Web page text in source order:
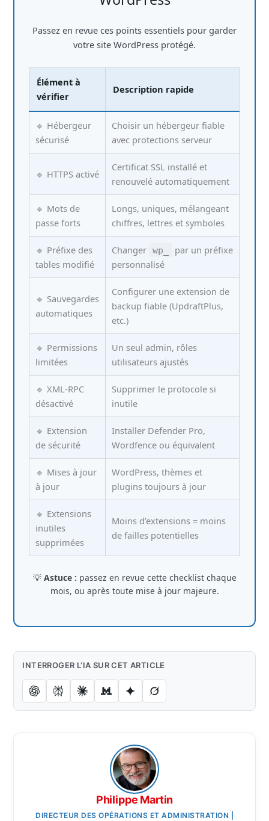
Passez en revue ces points essentiels pour garder
votre site WordPress protégé.
Élément à
vérifier
Description rapide
🔹 Hébergeur
sécurisé
Choisir un hébergeur fiable
avec protections serveur
🔹 HTTPS activé
Certificat SSL installé et
renouvelé automatiquement
🔹 Mots de
passe forts
Longs, uniques, mélangeant
chiffres, lettres et symboles
🔹 Préfixe des
tables modifié
Changer wp_
par un préfixe
personnalisé
🔹 Sauvegardes
automatiques
Configurer une extension de
backup fiable (UpdraftPlus,
etc.)
🔹 Permissions
limitées
Un seul admin, rôles
utilisateurs ajustés
🔹 XML-RPC
désactivé
Supprimer le protocole si
inutile
🔹 Extension
de sécurité
Installer Defender Pro,
Wordfence ou équivalent
🔹 Mises à jour
à jour
WordPress, thèmes et
plugins toujours à jour
🔹 Extensions
inutiles
supprimées
Moins d’extensions = moins
de failles potentielles
💡 Astuce : passez en revue cette checklist chaque
mois, ou après toute mise à jour majeure.
INTERROGER L’IA SUR CET ARTICLE
Philippe Martin
DIRECTEUR DES OPÉRATIONS ET ADMINISTRATION |